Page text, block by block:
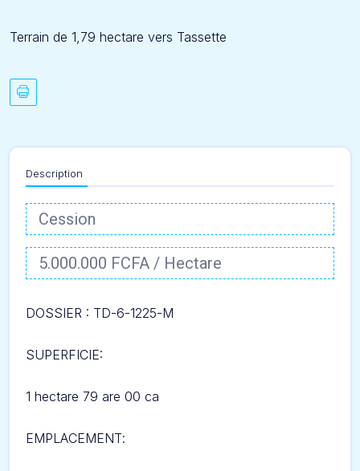
Terrain de 1,79 hectare vers Tassette
Description
Cession
5.000.000 FCFA / Hectare
DOSSIER : TD-6-1225-M
SUPERFICIE:
1 hectare 79 are 00 ca
EMPLACEMENT: